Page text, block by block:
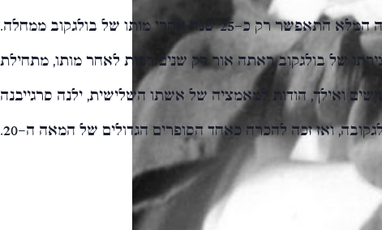
ביותר. פרסומה המלא התאפשר רק כ-25 שנה אחרי מותו של בולגקוב ממחלה.
של בולגקוב ראתה אור רק שנים רבות לאחר מותו, מתחילת
ואילך, הודות למאמציה של אשתו השלישית, ילנה סרגייבנה
ואז זכה להכרה כאחד הסופרים הגדולים של המאה ה-20.